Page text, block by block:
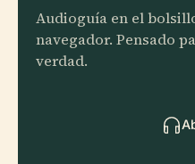
Audioguía en el
navegador. Pensado
verdad.